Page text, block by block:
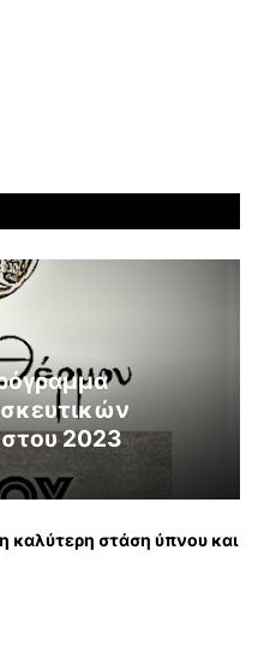
2023
η καλύτερη στάση ύπνου και